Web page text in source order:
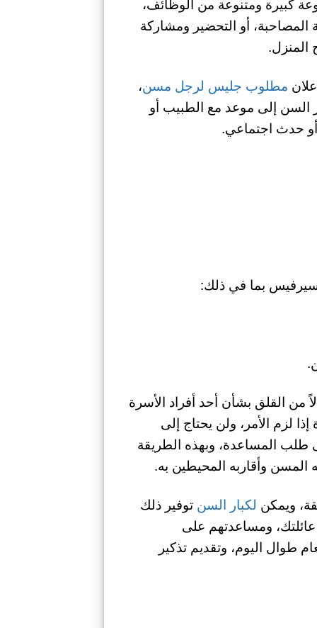
كبيرة ومتنوعة من الوظائف،
المصاحبة، أو التحضير ومشاركة
المنزل.
مطلوب جليس لرجل مسن،
السن إلى موعد مع الطبيب أو
حدث اجتماعي.
بما في ذلك:
من القلق بشأن أحد أفراد الأسرة
لزم الأمر، ولن يحتاج إلى
طلب المساعدة، وبهذه الطريقة
وأقاربه المحيطين به.
ويمكن لكبار السن توفير ذلك
عائلتك، ومساعدتهم على
طوال اليوم، وتقديم تذكير